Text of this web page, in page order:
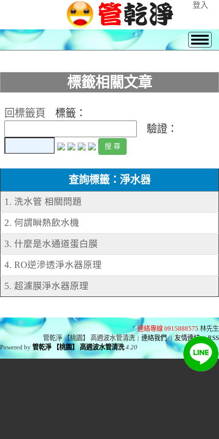
登入
標籤相關文章
回標籤頁
標籤：
驗證：
查詢標籤：淨水器
1. 洗水管 相關問題
2. 何謂瞬熱飲水機
3. 什麼是水通道蛋白膜
4. RO逆滲透淨水器原理
5. 超濾膜淨水器原理
連絡專線 0915888575 林先生
管乾淨 【桃園】 高週波水管清洗 | 連絡我們 | 友情連結 | RSS
Powered by管乾淨 【桃園】 高週波水管清洗 4.20